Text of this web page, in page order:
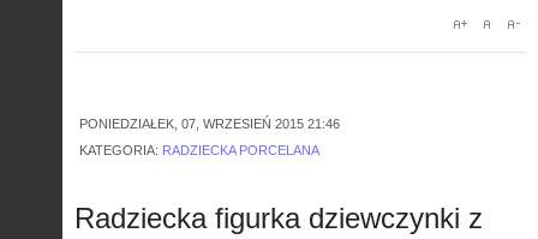
PONIEDZIAŁEK, 07, WRZESIEŃ 2015 21:46
KATEGORIA: RADZIECKA PORCELANA
Radziecka figurka dziewczynki z